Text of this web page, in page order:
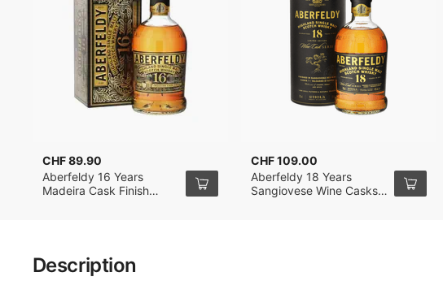
Description
CHF 89.90
Aberfeldy 16 Years
Madeira Cask Finish
CHF 109.00
Aberfeldy 18 Years
Sangiovese Wine Casks